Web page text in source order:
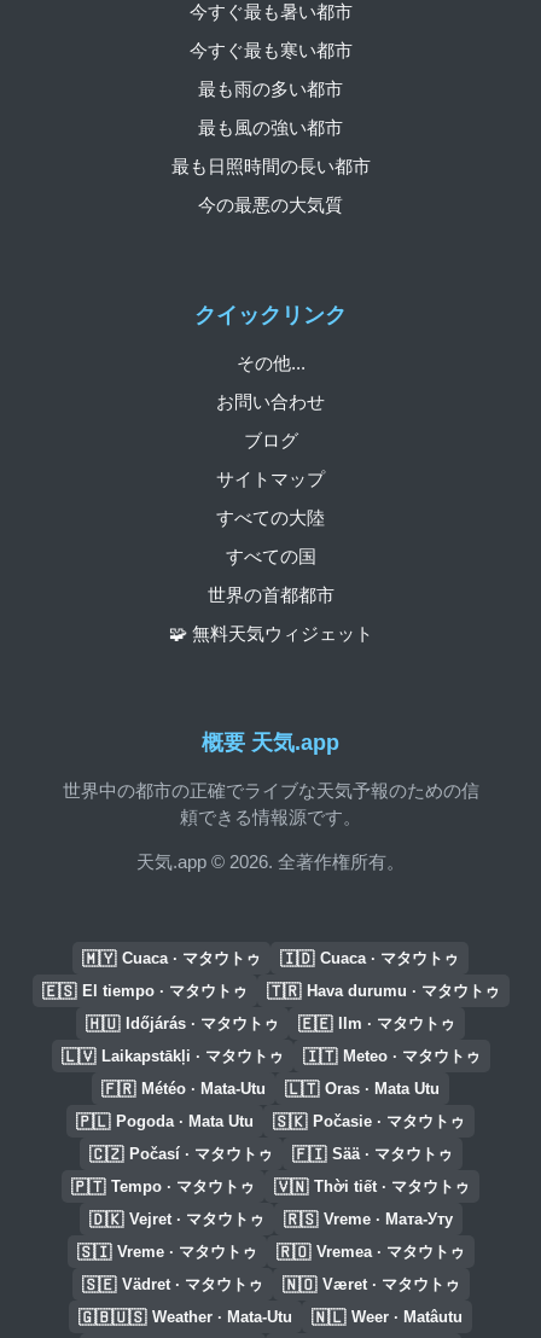
概要 天気.app
世界中の都市の正確でライブな天気予報のための信
頼できる情報源です。
天気.app © 2026. 全著作権所有。
クイックリンク
その他...
お問い合わせ
ブログ
サイトマップ
すべての大陸
すべての国
世界の首都都市
🧩 無料天気ウィジェット
今すぐ最も暑い都市
今すぐ最も寒い都市
最も雨の多い都市
最も風の強い都市
最も日照時間の長い都市
今の最悪の大気質
🇲🇾 Cuaca · マタウトゥ 🇮🇩 Cuaca · マタウトゥ
🇪🇸 El tiempo · マタウトゥ 🇹🇷 Hava durumu · マタウトゥ
🇭🇺 Időjárás · マタウトゥ 🇪🇪 Ilm · マタウトゥ
🇱🇻 Laikapstākļi · マタウトゥ 🇮🇹 Meteo · マタウトゥ
🇫🇷 Météo · Mata-Utu 🇱🇹 Oras · Mata Utu
🇵🇱 Pogoda · Mata Utu 🇸🇰 Počasie · マタウトゥ
🇨🇿 Počasí · マタウトゥ 🇫🇮 Sää · マタウトゥ
🇵🇹 Tempo · マタウトゥ 🇻🇳 Thời tiết · マタウトゥ
🇩🇰 Vejret · マタウトゥ 🇷🇸 Vreme · Мата-Уту
🇸🇮 Vreme · マタウトゥ 🇷🇴 Vremea · マタウトゥ
🇸🇪 Vädret · マタウトゥ 🇳🇴 Været · マタウトゥ
🇬🇧🇺🇸 Weather · Mata-Utu 🇳🇱 Weer · Matâutu